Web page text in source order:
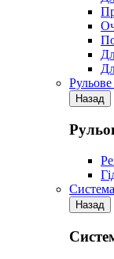
Назад
Назад